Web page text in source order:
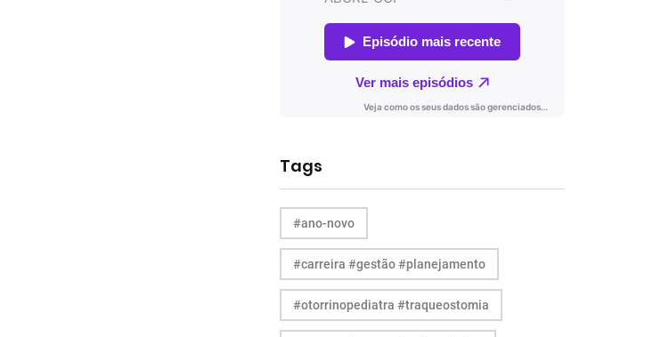
Tags
#ano-novo
#carreira #gestão #planejamento
#otorrinopediatra #traqueostomia